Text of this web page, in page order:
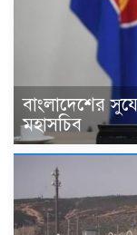
বাংলাদেশের
মহাসচিব